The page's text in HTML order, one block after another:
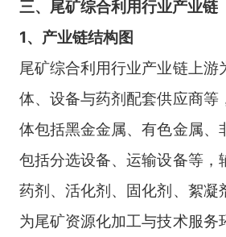
三、 尾矿综合利用行业产业链
1、产业链结构图
尾矿综合利用行业产业链上游
体、设备与药剂配套供应商等
体包括黑金金属、有色金属、
包括分选设备、运输设备等，
药剂、活化剂、固化剂、絮凝
为尾矿资源化加工与技术服务